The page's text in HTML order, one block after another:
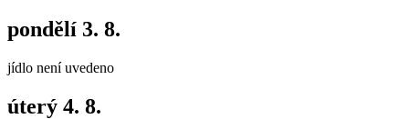
pondělí 3. 8.
jídlo není uvedeno
úterý 4. 8.